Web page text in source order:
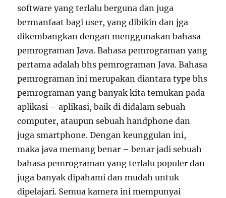
software yang terlalu berguna dan juga
bermanfaat bagi user, yang dibikin dan jga
dikembangkan dengan menggunakan bahasa
pemrograman Java. Bahasa pemrograman yang
pertama adalah bhs pemrograman Java. Bahasa
pemrograman ini merupakan diantara type bhs
pemrograman yang banyak kita temukan pada
aplikasi – aplikasi, baik di didalam sebuah
computer, ataupun sebuah handphone dan
juga smartphone. Dengan keunggulan ini,
maka java memang benar – benar jadi sebuah
bahasa pemrograman yang terlalu populer dan
juga banyak dipahami dan mudah untuk
dipelajari. Semua kamera ini mempunyai